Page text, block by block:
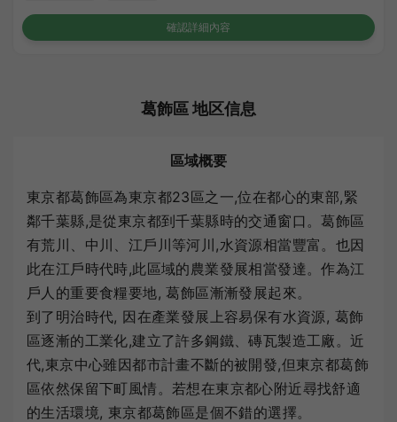
確認詳細內容
葛飾區 地区信息
區域概要
東京都葛飾區為東京都23區之一,位在都心的東部,緊
鄰千葉縣,是從東京都到千葉縣時的交通窗口。葛飾區
有荒川、中川、江戶川等河川,水資源相當豐富。也因
此在江戶時代時,此區域的農業發展相當發達。作為江
戶人的重要食糧要地, 葛飾區漸漸發展起來。
到了明治時代, 因在產業發展上容易保有水資源, 葛飾
區逐漸的工業化,建立了許多鋼鐵、磚瓦製造工廠。近
代,東京中心雖因都市計畫不斷的被開發,但東京都葛飾
區依然保留下町風情。若想在東京都心附近尋找舒適
的生活環境, 東京都葛飾區是個不錯的選擇。